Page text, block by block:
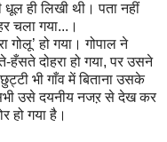
ही लिखी थी। पता नहीं
चला गया...।
गोलू’हो गया। गोपाल ने
दोहरा हो गया,पर उसने
भी गाँव में बिताना उसके
उसे दयनीय नजऱ से देख कर
हो गया है।